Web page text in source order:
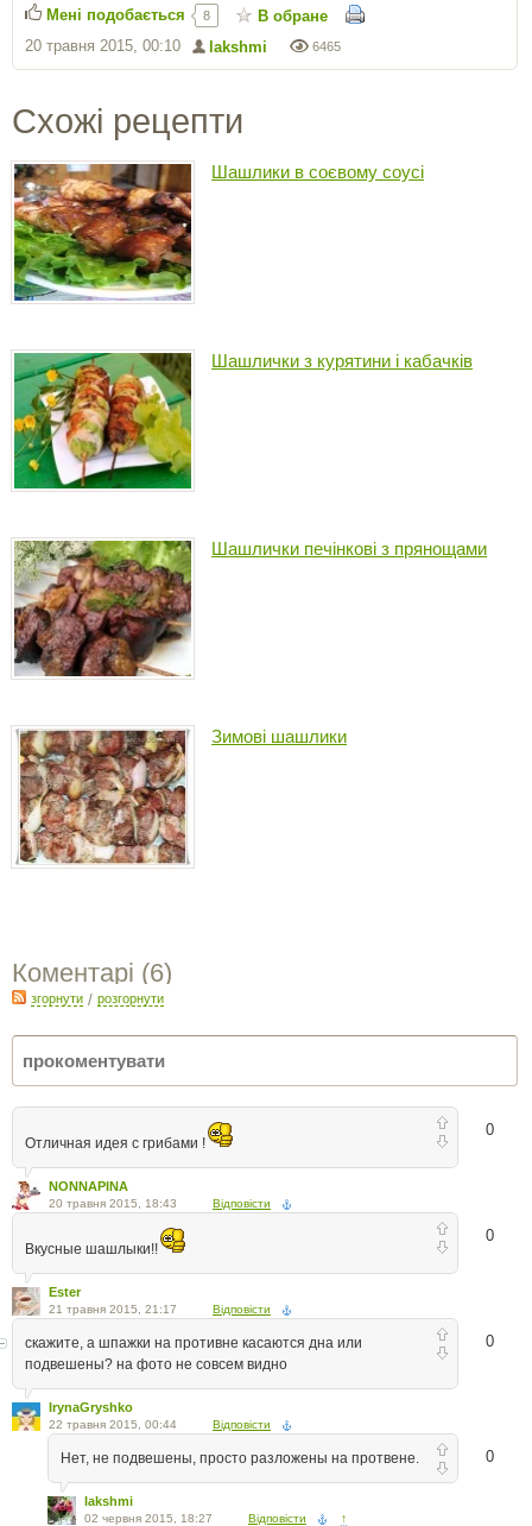
6465
lakshmi
20 травня 2015, 00:10
Мені подобається 8 В обране
Схожі рецепти
Шашлики в соєвому соусі
Шашлички з курятини і кабачків
Шашлички печінкові з прянощами
Зимові шашлики
Коментарі (6)
згорнути / розгорнути
0
Отличная идея с грибами !
NONNAPINA
20 травня 2015, 18:43 Відповісти
0
Вкусные шашлыки!!
Ester
21 травня 2015, 21:17 Відповісти
0
скажите, а шпажки на противне касаются дна или
подвешены? на фото не совсем видно
IrynaGryshko
22 травня 2015, 00:44 Відповісти
0
Нет, не подвешены, просто разложены на протвене.
lakshmi
02 червня 2015, 18:27 Відповісти ↑